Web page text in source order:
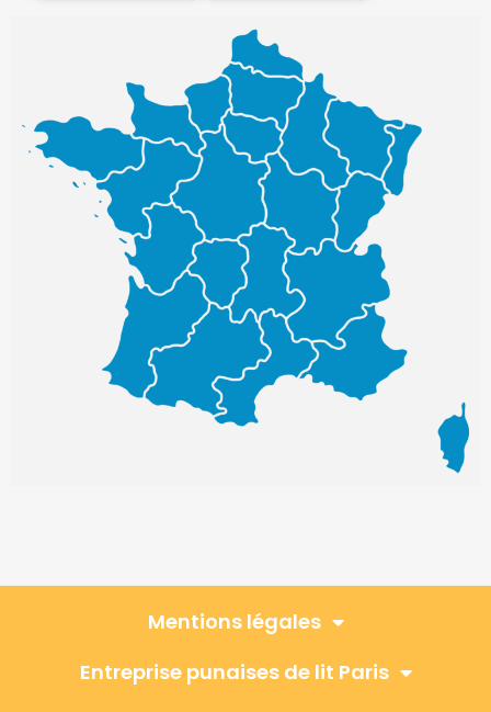
Mentions légales
Entreprise punaises de lit Paris